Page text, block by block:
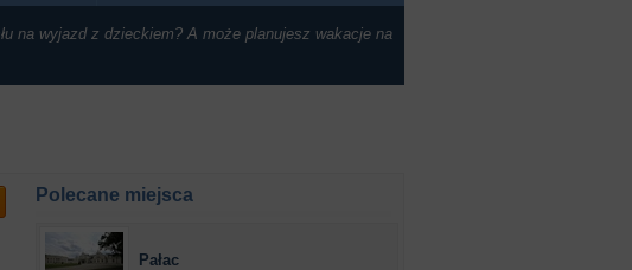
na wyjazd z dzieckiem? A może planujesz wakacje na
Polecane miejsca
Pałac